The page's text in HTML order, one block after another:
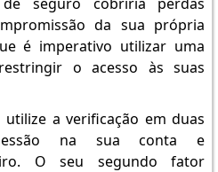
da sua própria
é imperativo utilizar uma
o acesso às suas
a verificação em duas
na sua conta e
O seu segundo fator